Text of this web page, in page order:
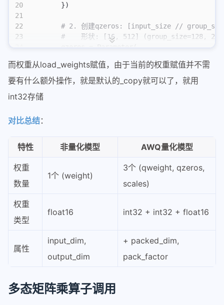
20
21
22
23
26
27
29
31
33
34
35
36
37
39
40
41
43
47
        })
# 2. 创建qzeros: [input_size //
#    形状: [16, 512] (group_size=128,
output_size //
                       device
="cuda", dtype
        )
            "input_dim"
            "packed_dim"
            "pack_factor"
,
# 3. 创建scales: [input_size //
            torch.empty(input_size //
self
                       output_size,
                       device
= "cuda"
            requires_grad
= False
,
        )
            "output_dim"
而权重从load_weights赋值，由于当前的权重赋值并不需
要有什么额外操作，就是默认的_copy就可以了，就用
int32存储
对比总结：
特性 非量化模型 AWQ量化模型
权重
数量
1个 (weight)
3个 (qweight, qzeros,
scales)
权重
类型
float16 int32 + int32 + float16
属性
input_dim,
output_dim
+ packed_dim,
pack_factor
多态矩阵乘算子调用